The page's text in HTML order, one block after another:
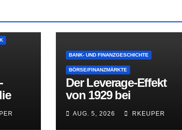
BANK- UND FINANZGESCHICHTE
BÖRSE/FINANZMÄRKTE
Der Levera­ge-Effekt
von 1929 bei
Investmentfonds
AUG. 5, 2026 RKEUPER